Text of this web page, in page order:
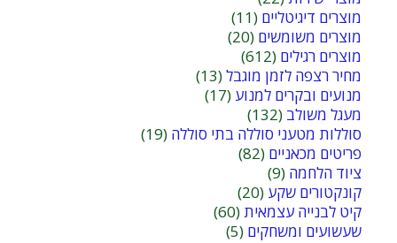
מוצרים דיגיטליים (11)
מוצרים משומשים (20)
מוצרים רגילים (612)
מחיר רצפה לזמן מוגבל(13)
מנועים ובקרים למנוע (17)
מעגל משולב (132)
סוללות מטעני סוללה בתי סוללה (19)
פריטים מכאניים (82)
ציוד הלחמה (9)
קונקטורים שקע (20)
קיט לבנייה עצמאית(60)
שעשועים ומשחקים (5)